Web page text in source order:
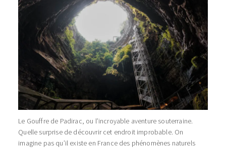
Le Gouffre de Padirac, ou l’incroyable aventure souterraine.
Quelle surprise de découvrir cet endroit improbable. On
imagine pas qu’il existe en France des phénomènes naturels